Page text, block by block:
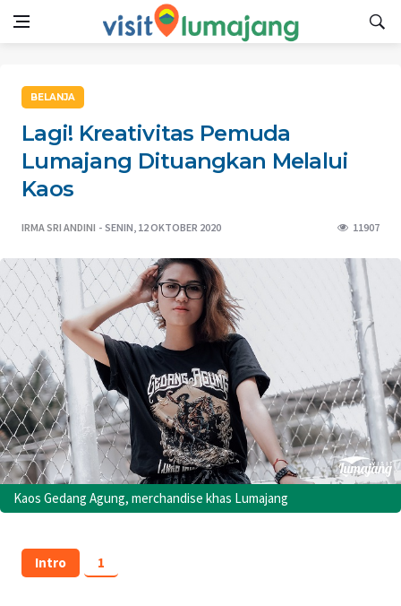
BELANJA
Lagi! Kreativitas Pemuda
Lumajang Dituangkan Melalui
Kaos
IRMA SRI ANDINI SENIN, 12 OKTOBER 2020 11907
Kaos Gedang Agung, merchandise khas Lumajang
Intro 1